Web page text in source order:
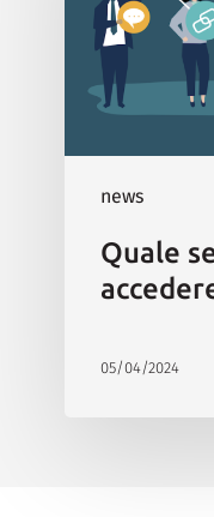
news
Quale
05/04/2024